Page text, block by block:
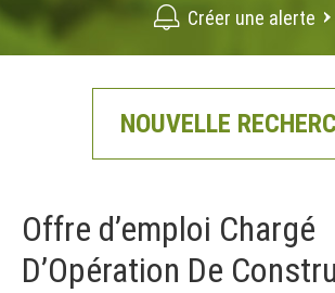
Créer une alerte
NOUVELLE
Offre d’emploi Chargé
D’Opération De